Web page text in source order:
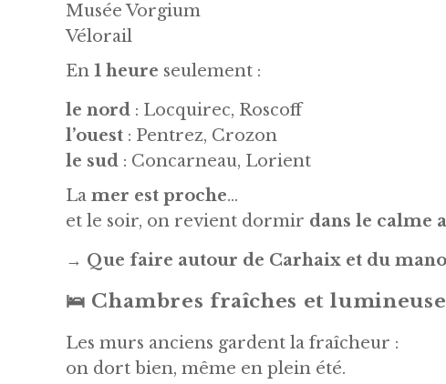
Musée Vorgium
Vélorail
En 1 heure seulement :
le nord : Locquirec, Roscoff
l’ouest : Pentrez, Crozon
le sud : Concarneau, Lorient
La mer est proche…
et le soir, on revient dormir dans le calme
→ Que faire autour de Carhaix et du
🛌 Chambres fraîches et
Les murs anciens gardent la fraîcheur :
on dort bien, même en plein été.